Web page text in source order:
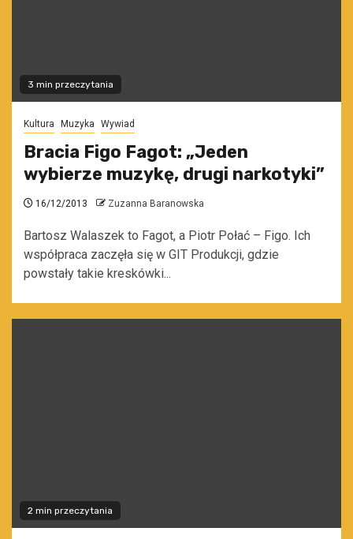
3 min przeczytania
Kultura Muzyka Wywiad
Bracia Figo Fagot: „Jeden
wybierze muzykę, drugi narkotyki”
16/12/2013 Zuzanna Baranowska
Bartosz Walaszek to Fagot, a Piotr Połać – Figo. Ich
współpraca zaczęła się w GIT Produkcji, gdzie
powstały takie kreskówki...
2 min przeczytania